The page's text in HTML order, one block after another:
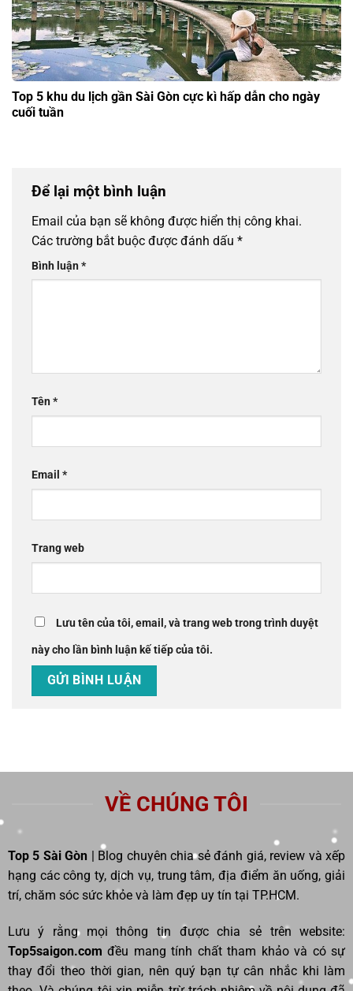
Top 5 khu du lịch gần Sài Gòn cực kì hấp dẫn cho ngày
cuối tuần
Để lại một bình luận
Email của bạn sẽ không được hiển thị công khai.
Các trường bắt buộc được đánh dấu *
Bình luận*
Tên*
Email *
Trang web
Lưu tên của tôi, email, và trang web trong trình duyệt
này cho lần bình luận kế tiếp của tôi.
VỀ CHÚNG TÔI
Top 5 Sài Gòn | Blog chuyên chia sẻ đánh giá, review và xếp
hạng các công ty, dịch vụ, trung tâm, địa điểm ăn uống, giải
trí, chăm sóc sức khỏe và làm đẹp uy tín tại TP.HCM.
Lưu ý rằng mọi thông tin được chia sẻ trên website:
Top5saigon.comđều mang tính chất tham khảo và có sự
thay đổi theo thời gian, nên quý bạn tự cân nhắc khi làm